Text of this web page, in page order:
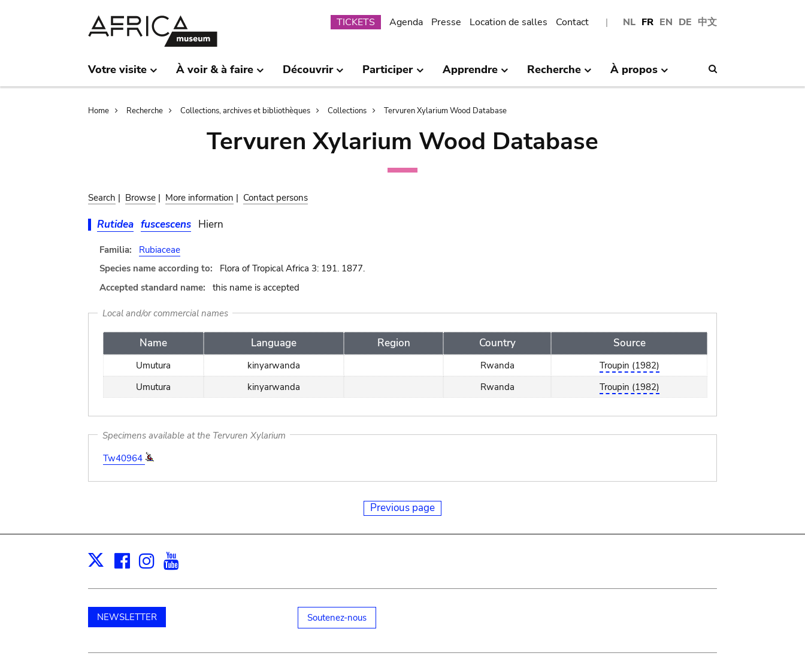
NL FR EN DE 中文
Submenu
TICKETS Agenda Presse Location de salles Contact
Votre visite À voir & à faire Découvrir Participer Apprendre Recherche À propos
Breadcrumb
Home Recherche Collections, archives et bibliothèques Collections Tervuren Xylarium Wood Database
Tervuren Xylarium Wood Database
Search | Browse | More information | Contact persons
Rutidea fuscescens Hiern
Familia:
Rubiaceae
Species name according to:
Flora of Tropical Africa 3: 191. 1877.
Accepted standard name:
this name is accepted
Local and/or commercial names
Name Language Region Country Source
Umutura kinyarwanda Rwanda
Troupin (1982)
Umutura
kinyarwanda Rwanda Troupin (1982)
Specimens available at the Tervuren Xylarium
Tw40964
Previous page
X Facebook
Instagram
NEWSLETTER Soutenez-nous